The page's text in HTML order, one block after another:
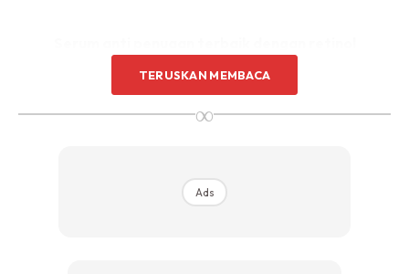
Serum retinoid dosis tinggi ini dari Sunday Riley mungkin
menyelesaikan masalah andan dengan sekelip mata.
penampilan penuaan. Tambahan lagi, produk ini dapat
TERUSKAN MEMBACA
∞
Ads